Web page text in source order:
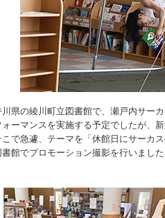
川県の綾川町立図書館で、瀬戸内サー
ォーマンスを実施する予定でしたが、
こで急遽、テーマを「休館日にサーカ
書館でプロモーション撮影を行いました